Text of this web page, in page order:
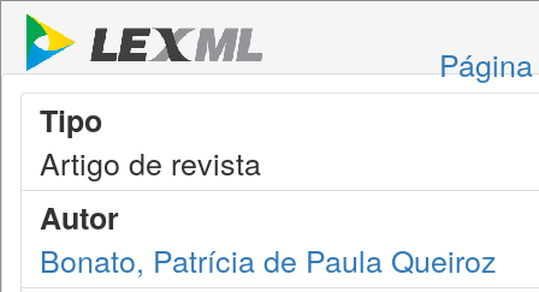
Tipo
Artigo de revista
Autor
Bonato, Patrícia de Paula Queiroz